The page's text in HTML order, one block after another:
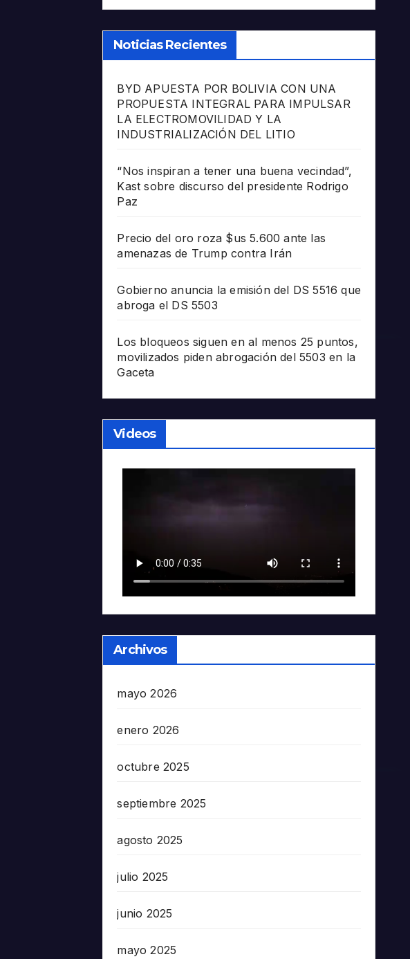
Noticias Recientes
BYD APUESTA POR BOLIVIA CON UNA
PROPUESTA INTEGRAL PARA IMPULSAR
LA ELECTROMOVILIDAD Y LA
INDUSTRIALIZACIÓN DEL LITIO
“Nos inspiran a tener una buena vecindad”,
Kast sobre discurso del presidente Rodrigo
Paz
Precio del oro roza $us 5.600 ante las
amenazas de Trump contra Irán
Gobierno anuncia la emisión del DS 5516 que
abroga el DS 5503
Los bloqueos siguen en al menos 25 puntos,
movilizados piden abrogación del 5503 en la
Gaceta
Videos
Archivos
mayo 2026
enero 2026
octubre 2025
septiembre 2025
agosto 2025
julio 2025
junio 2025
mayo 2025